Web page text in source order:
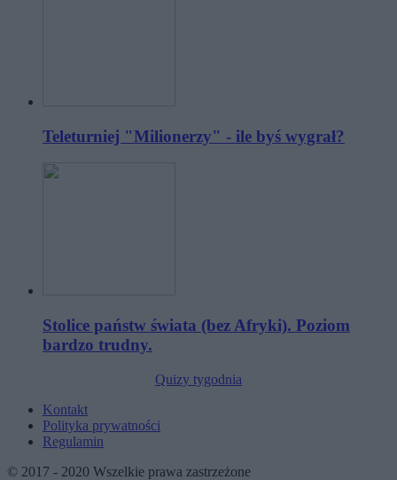
Teleturniej "Milionerzy" - ile byś wygrał?
Stolice państw świata (bez Afryki). Poziom
bardzo trudny.
Quizy tygodnia
Kontakt
Polityka prywatności
Regulamin
© 2017 - 2020 Wszelkie prawa zastrzeżone